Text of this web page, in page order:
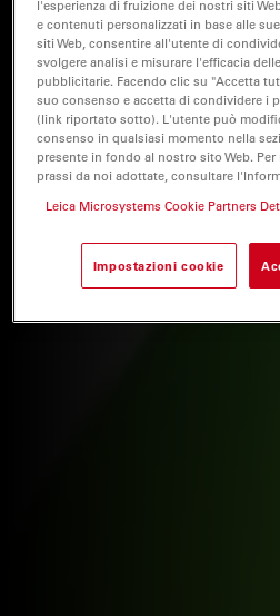
l'esperienza di fruizione dei nostri siti
e contenuti personalizzati in base alle
siti Web, consentire all'utente di
svolgere analisi e misurare l'efficacia
pubblicitarie. Facendo clic su "Accetta
suo consenso e accetta di condividere i
(link riportato sotto). L'utente può
consenso in qualsiasi momento nella
presente in fondo al nostro sito Web.
prassi da noi adottate, consultare
Leica Microsystems Cookie Partners
Impostazioni cookie